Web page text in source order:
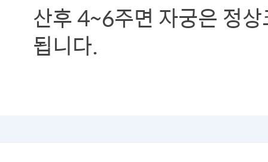
산후 4~6주면 자궁은 정
됩니다.